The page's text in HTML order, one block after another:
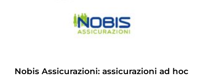
Nobis Assicurazioni: assicurazioni ad hoc